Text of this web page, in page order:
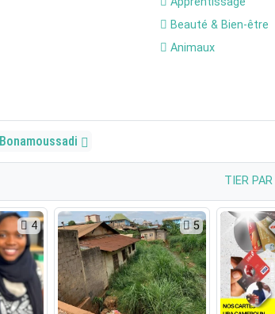
Beauté & Bien-être
Animaux
TIER PAR
4 5